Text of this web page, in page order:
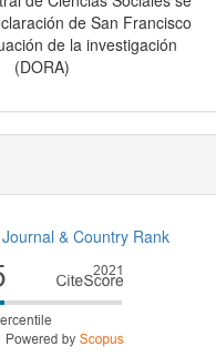
de San Francisco
de la investigación
(DORA)